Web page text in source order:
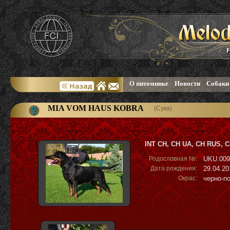
О питомнике Новости
MIA VOM HAUS KOBRA (Сука)
INT CH, CH UA, CH RUS,
Родословная №:
Дата рождения:
Окрас: черно-